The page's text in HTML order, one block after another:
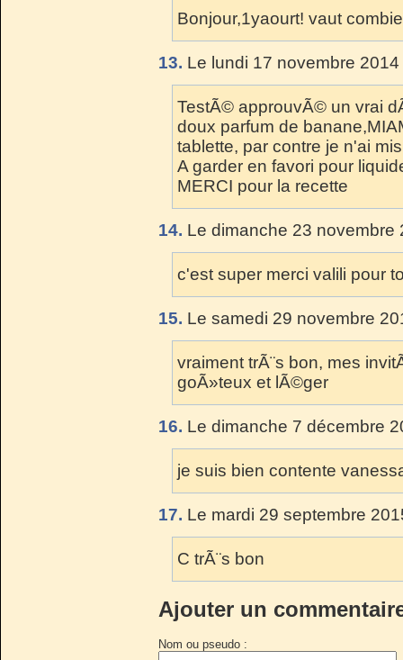
Bonjour,1yaourt! vaut
13. Le lundi 17 novembre
TestÃ© approuvÃ© un vrai
doux parfum de
tablette, par contre je n'ai
A garder en favori pour
MERCI pour la recette
14. Le dimanche 23
c'est super merci valili pour
15. Le samedi 29 novembre
vraiment trÃ¨s bon, mes
goÃ»teux et lÃ©ger
16. Le dimanche 7 décembre
je suis bien contente
17. Le mardi 29 septembre
C trÃ¨s bon
Ajouter un
Nom ou pseudo :